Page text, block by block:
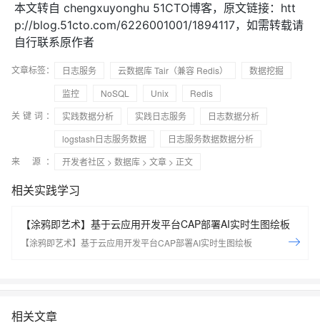
本文转自 chengxuyonghu 51CTO博客，原文链接：htt
p://blog.51cto.com/6226001001/1894117，如需转载请
自行联系原作者
文章标签： 日志服务 云数据库 Tair（兼容 Redis）
数据挖掘
监控
NoSQL Unix
Redis
关键词：
实践数据分析 实践日志服务
日志数据分析
logstash日志服务数据
日志服务数据数据分析
来 源：
开发者社区 > 数据库 > 文章 > 正文
相关实践学习
【涂鸦即艺术】基于云应用开发平台CAP部署AI实时生图绘板
【涂鸦即艺术】基于云应用开发平台CAP部署AI实时生图绘板
相关文章